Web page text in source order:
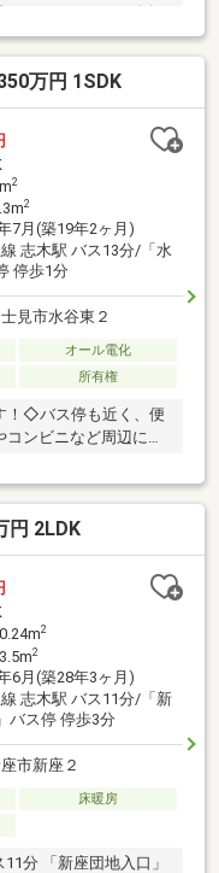
き２階建・間取り：
万円 1SDK
2
2
7月(築19年2ヶ月)
志木駅 バス13分/「水
停歩1分
見市水谷東２
オール電化
所有権
！◇バス停も近く、便
ンビニなど周辺に点
円 2LDK
2
2
6月(築28年3ヶ月)
志木駅 バス11分/「新
バス停 停歩3分
市新座２
床暖房
分 「新座団地入口」